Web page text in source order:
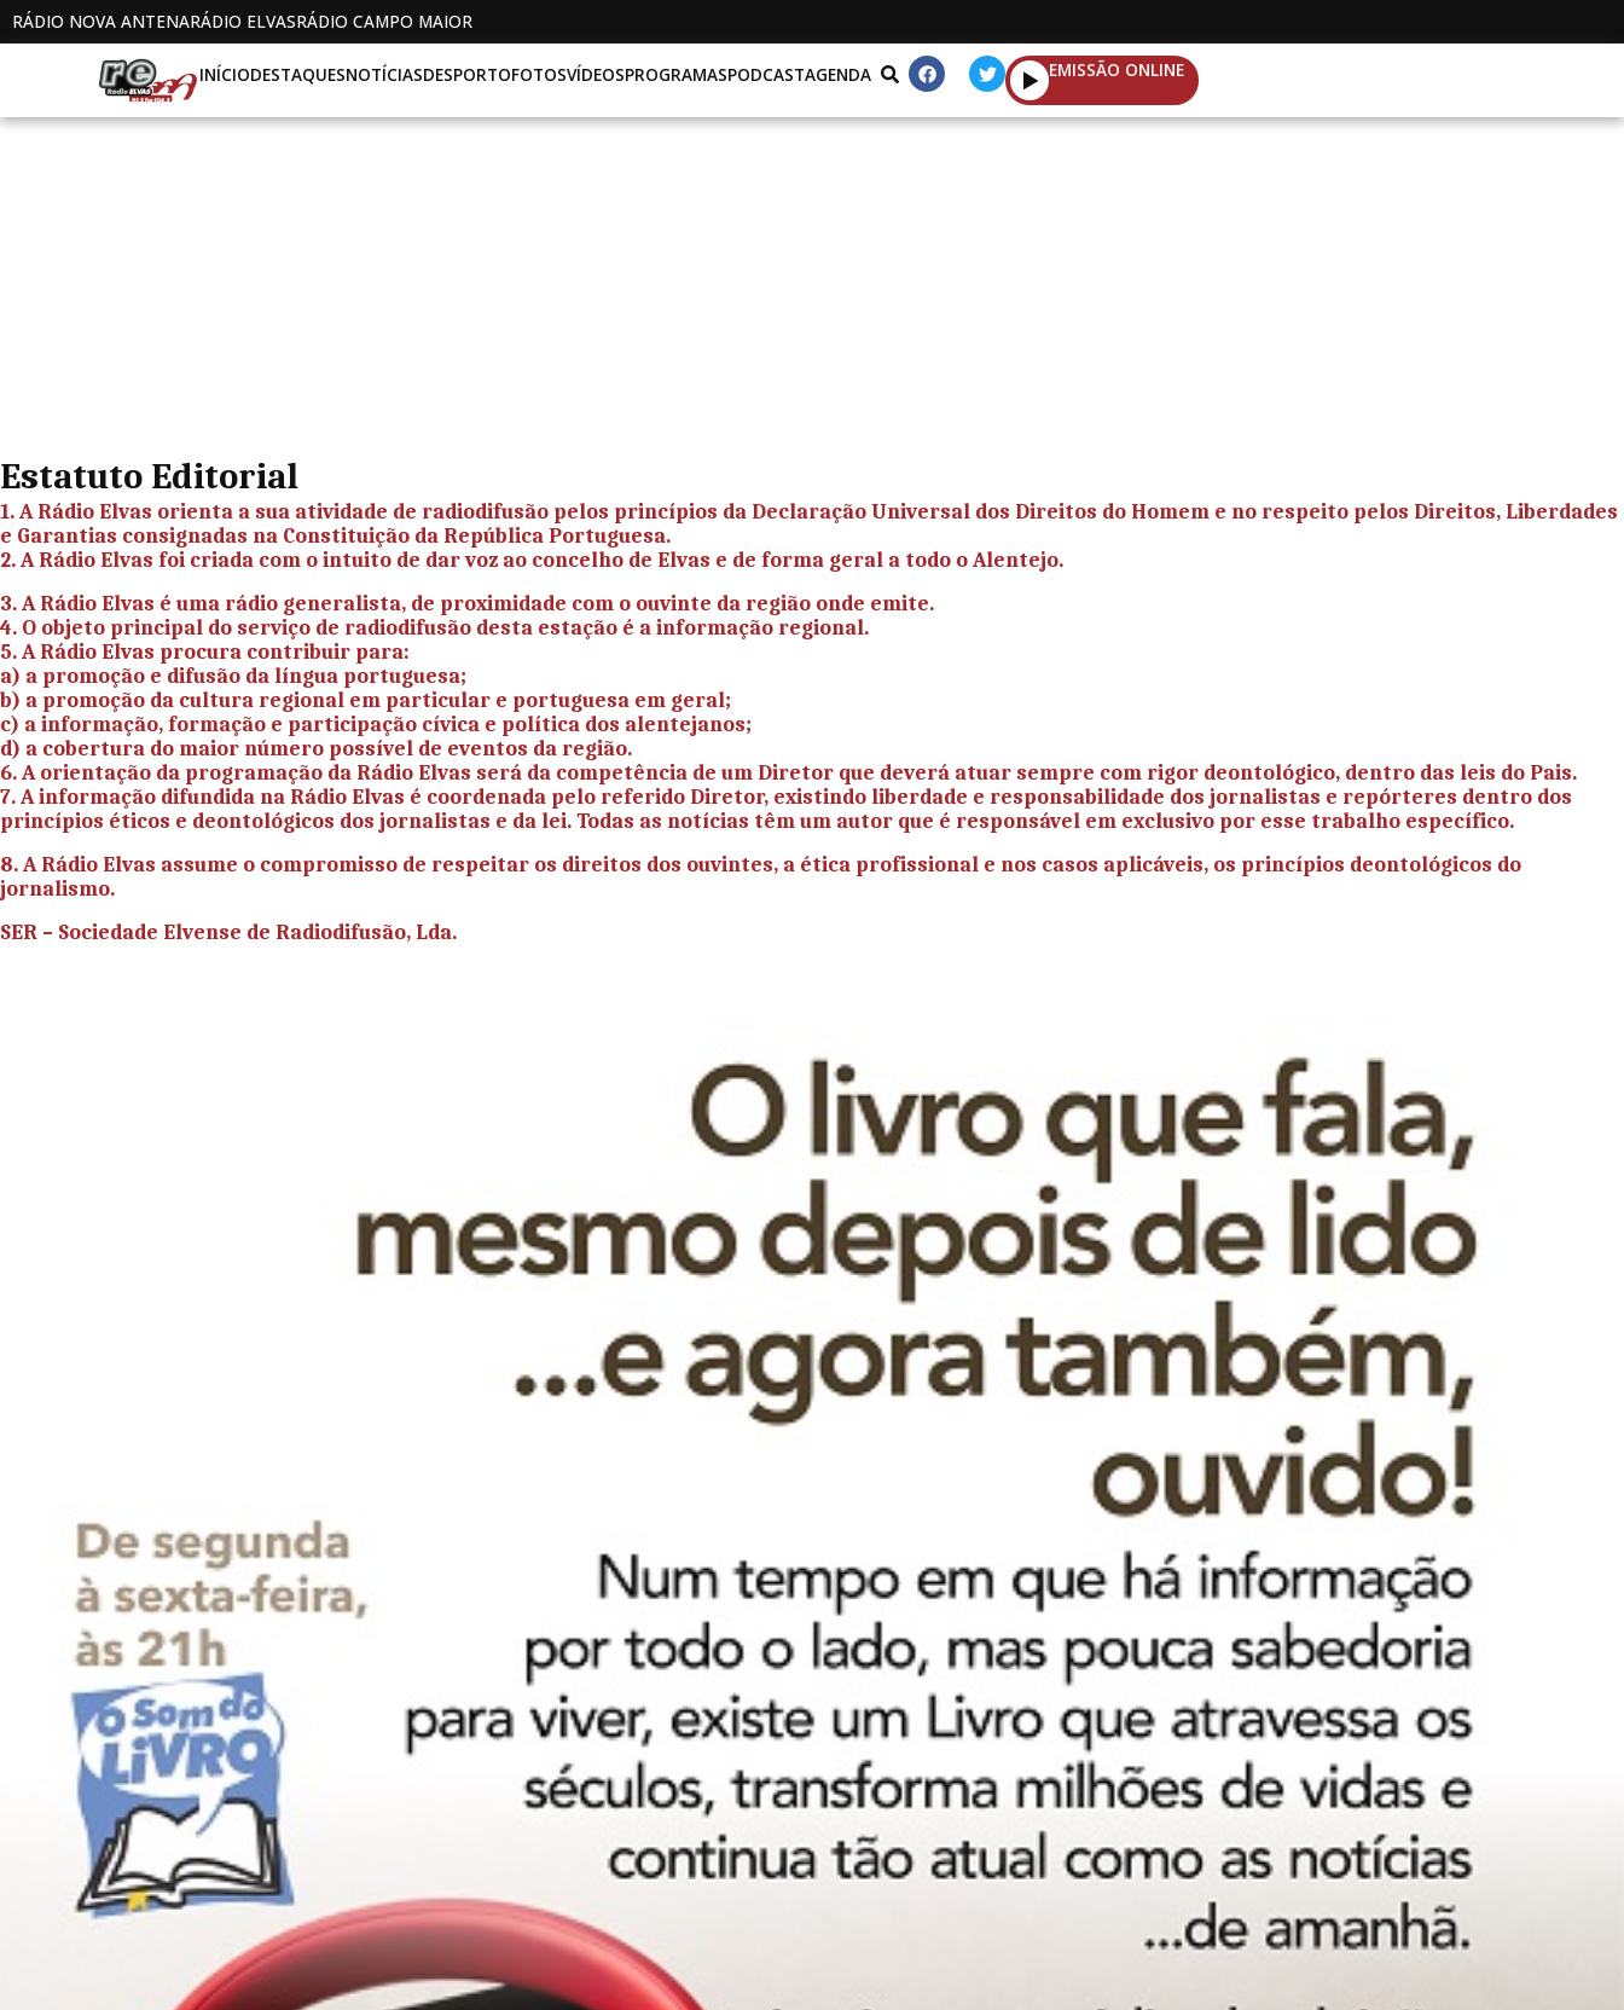
RÁDIO NOVA ANTENARÁDIO ELVASRÁDIO CAMPO MAIOR
INÍCIODESTAQUESNOTÍCIASDESPORTOFOTOSVÍDEOSPROGRAMASPODCASTAGENDA EMISSÃO ONLINE
Estatuto Editorial
1. A Rádio Elvas orienta a sua atividade de radiodifusão pelos princípios da Declaração Universal dos Direitos do Homem e no respeito pelos Direitos, Liberdades
e Garantias consignadas na Constituição da República Portuguesa.
2. A Rádio Elvas foi criada com o intuito de dar voz ao concelho de Elvas e de forma geral a todo o Alentejo.
3. A Rádio Elvas é uma rádio generalista, de proximidade com o ouvinte da região onde emite.
4. O objeto principal do serviço de radiodifusão desta estação é a informação regional.
5. A Rádio Elvas procura contribuir para:
a) a promoção e difusão da língua portuguesa;
b) a promoção da cultura regional em particular e portuguesa em geral;
c) a informação, formação e participação cívica e política dos alentejanos;
d) a cobertura do maior número possível de eventos da região.
6. A orientação da programação da Rádio Elvas será da competência de um Diretor que deverá atuar sempre com rigor deontológico, dentro das leis do Pais.
7. A informação difundida na Rádio Elvas é coordenada pelo referido Diretor, existindo liberdade e responsabilidade dos jornalistas e repórteres dentro dos
princípios éticos e deontológicos dos jornalistas e da lei. Todas as notícias têm um autor que é responsável em exclusivo por esse trabalho específico.
8. A Rádio Elvas assume o compromisso de respeitar os direitos dos ouvintes, a ética profissional e nos casos aplicáveis, os princípios deontológicos do
jornalismo.
SER – Sociedade Elvense de Radiodifusão, Lda.